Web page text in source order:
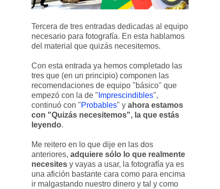
Tercera de tres entradas dedicadas al equipo
necesario para fotografía. En esta hablamos
del material que quizás necesitemos.
Con esta entrada ya hemos completado las
tres que (en un principio) componen las
recomendaciones de equipo "básico" que
empezó con la de " Imprescindibles",
continuó con "Probables" y ahora estamos
con "Quizás necesitemos", la que estás
leyendo.
Me reitero en lo que dije en las dos
anteriores, adquiere sólo lo que realmente
necesites y vayas a usar, la fotografía ya es
una afición bastante cara como para encima
ir malgastando nuestro dinero y tal y como